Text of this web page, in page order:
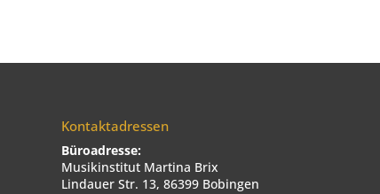
Kontaktadressen
Büroadresse:
Musikinstitut Martina Brix
Lindauer Str. 13, 86399 Bobingen